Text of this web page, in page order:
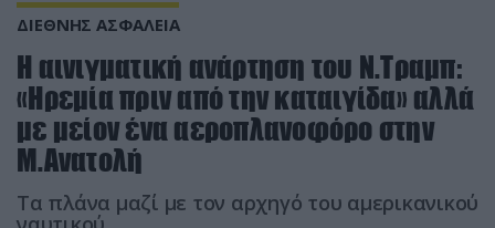
ΔΙΕΘΝΗΣ ΑΣΦΑΛΕΙΑ
Η αινιγματική ανάρτηση του Ν.Τραμπ:
«Ηρεμία πριν από την καταιγίδα» αλλά
με μείον ένα αεροπλανοφόρο στην
Μ.Ανατολή
Τα πλάνα μαζί με τον αρχηγό του αμερικανικού